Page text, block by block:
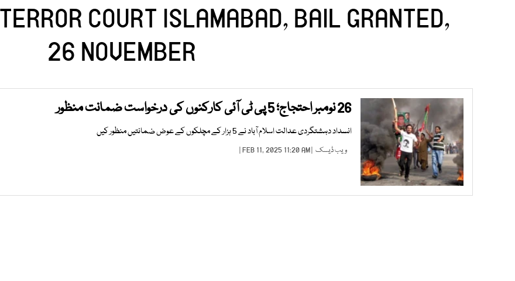
COURT ISLAMABAD, BAIL GRANTED,
26 NOVEMBER
26 نومبر احتجاج؛ 5 پی ٹی آئی کارکنوں کی درخواست ضمانت منظور
انسداد دہشتگردی عدالت اسلام آباد نے 5 ہزار کے مچلکوں کے عوض ضمانتیں منظور کیں
ویب ڈیسک | FEB 11, 2025 11:20 AM |